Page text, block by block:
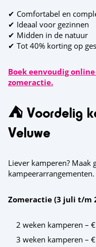
✔ Comfortabel en
✔ Ideaal voor gezinnen
✔ Midden in de natuur
✔ Tot 40% korting op
Boek eenvoudig
zomeractie.
⛺ Voordelig
Veluwe
Liever kamperen? Maak
kampeerarrangementen.
Zomeractie (3 juli t/m
2 weken kamperen –
3 weken kamperen –